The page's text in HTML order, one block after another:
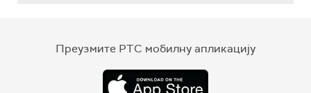
Преузмите РТС мобилну апликацију